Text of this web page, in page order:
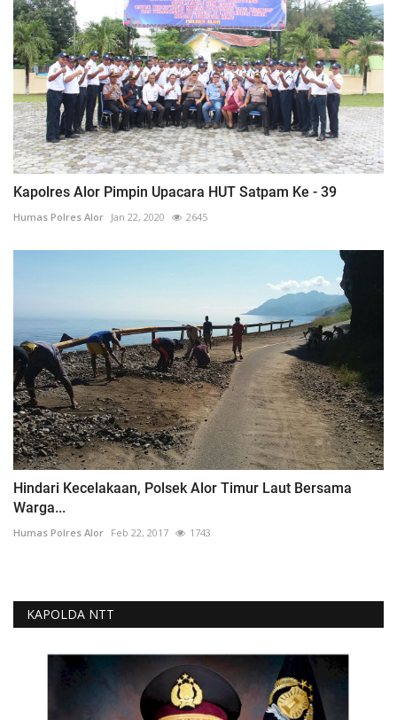
Kapolres Alor Pimpin Upacara HUT Satpam Ke - 39
Humas Polres Alor Jan 22, 2020 2645
Hindari Kecelakaan, Polsek Alor Timur Laut Bersama
Warga...
Humas Polres Alor Feb 22, 2017 1743
KAPOLDA NTT